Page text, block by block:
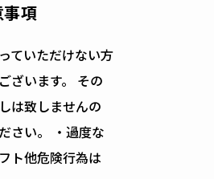
項
ていただけない方
ざいます。 その
は致しませんの
さい。 ・過度な
ト他危険行為は